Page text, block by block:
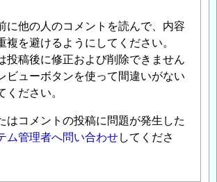
に他の人のコメントを読んで、内容
複を避けるようにしてください。
投稿後に修正および削除できません
ビューボタンを使って間違いがない
ください。
はコメントの投稿に問題が発生した
ム管理者へ問い合わせしてくださ